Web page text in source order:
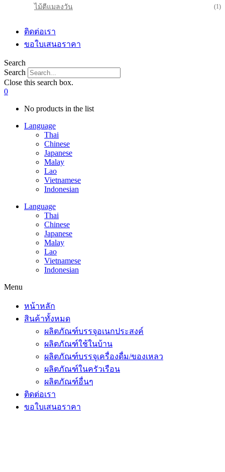
ไม้ตีแมลงวัน (1)
ติดต่อเรา
ขอใบเสนอราคา
Search
Search
Close this search box.
0
No products in the list
Language
Thai
Chinese
Japanese
Malay
Lao
Vietnamese
Indonesian
Language
Thai
Chinese
Japanese
Malay
Lao
Vietnamese
Indonesian
Menu
หน้าหลัก
สินค้าทั้งหมด
ผลิตภัณฑ์บรรจุอเนกประสงค์
ผลิตภัณฑ์ใช้ในบ้าน
ผลิตภัณฑ์บรรจุเครื่องดื่ม/ของเหลว
ผลิตภัณฑ์ในครัวเรือน
ผลิตภัณฑ์อื่นๆ
ติดต่อเรา
ขอใบเสนอราคา